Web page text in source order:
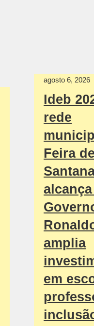
agosto 6, 2026
Ideb
rede
Feira
amplia
em